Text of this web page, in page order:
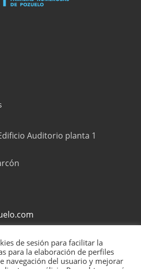
Auditorio planta 1
| La Asociación de Familias
de sesión para facilitar la
para la elaboración de perfiles
navegación del usuario y mejorar